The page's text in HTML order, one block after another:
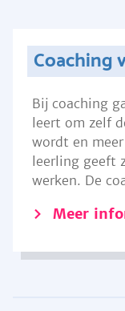
Coaching
Bij coaching
leert om zelf
wordt en
leerling geeft
werken. De
Meer